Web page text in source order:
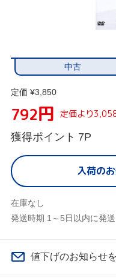
中古
定価 ¥3,850
792円 定価より
獲得ポイント 7P
入荷の
在庫なし
発送時期 1～5日以内に発送
値下げのお知らせ